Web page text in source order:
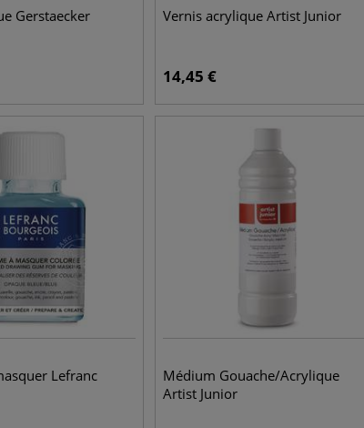
Gerstaecker Vernis acrylique Artist Junior
14,45 €
Lefranc
Médium Gouache/Acrylique
Artist Junior